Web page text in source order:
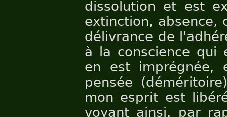
dissolution et est
extinction, absence,
délivrance de
à la conscience qui
en est imprégnée,
pensée
mon esprit est
voyant ainsi, par